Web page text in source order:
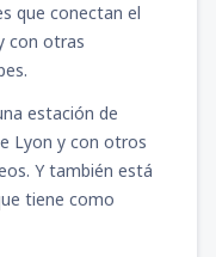
que conectan el
con otras
estación de
Lyon y con otros
Y también está
tiene como